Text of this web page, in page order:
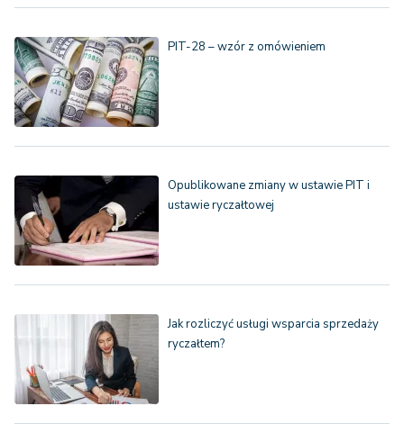
PIT-28 – wzór z omówieniem
Opublikowane zmiany w ustawie PIT i
ustawie ryczałtowej
Jak rozliczyć usługi wsparcia sprzedaży
ryczałtem?